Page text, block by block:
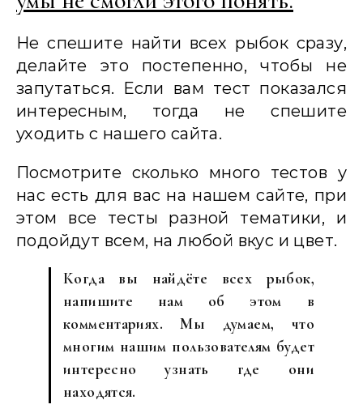
Не спешите найти всех рыбок сразу,
делайте это постепенно, чтобы не
запутаться. Если вам тест показался
интересным, тогда не спешите
уходить с нашего сайта.
Посмотрите сколько много тестов у
нас есть для вас на нашем сайте, при
этом все тесты разной тематики, и
подойдут всем, на любой вкус и цвет.
Когда вы найдёте всех рыбок,
напишите нам об этом в
комментариях. Мы думаем, что
многим нашим пользователям будет
интересно узнать где они
находятся.